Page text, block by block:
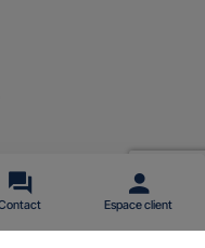
Espace client